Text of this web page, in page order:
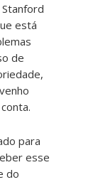
está
de
para
esse
do